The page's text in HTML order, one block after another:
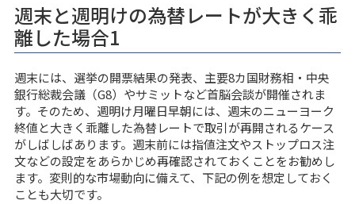
週末と週明けの為替レートが大きく乖
離した場合1
週末には、選挙の開票結果の発表、主要8カ国財務相・中央
銀行総裁会議（G8）やサミットなど首脳会談が開催されま
す。そのため、週明け月曜日早朝には、週末のニューヨーク
終値と大きく乖離した為替レートで取引が再開されるケース
がしばしばあります。週末前には指値注文やストップロス注
文などの設定をあらかじめ再確認されておくことをお勧めし
ます。変則的な市場動向に備えて、下記の例を想定しておく
ことも大切です。